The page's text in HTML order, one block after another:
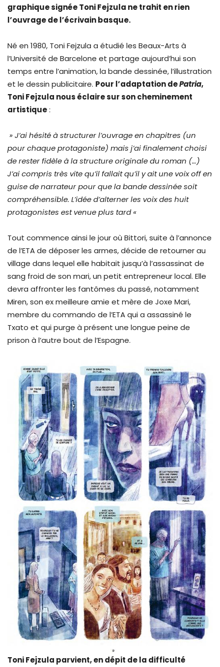
graphique signée Toni Fejzula ne trahit en rien
l’ouvrage de l’écrivain basque.
Né en 1980, Toni Fejzula a étudié les Beaux-Arts à
l’Université de Barcelone et partage aujourd’hui son
temps entre l’animation, la bande dessinée, l’illustration
et le dessin publicitaire. Pour l’adaptation dePatria,
Toni Fejzula nous éclaire sur son cheminement
artistique:
» J’ai hésité à structurer l’ouvrage en chapitres (un
pour chaque protagoniste) mais j’ai finalement choisi
de rester fidèle à la structure originale du roman (…)
J’ai compris très vite qu’il fallait qu’il y ait une voix off en
guise de narrateur pour que la bande dessinée soit
compréhensible. L’idée d’alterner les voix des huit
protagonistes est venue plus tard «
Tout commence ainsi le jour où Bittori, suite à l’annonce
de l’ETA de déposer les armes, décide de retourner au
village dans lequel elle habitait jusqu’à l’assassinat de
sang froid de son mari, un petit entrepreneur local. Elle
devra affronter les fantômes du passé, notamment
Miren, son ex meilleure amie et mère de Joxe Mari,
membre du commando de l’ETA qui a assassiné le
Txato et qui purge à présent une longue peine de
prison à l’autre bout de l’Espagne.
Toni Fejzula parvient, en dépit de la difficulté